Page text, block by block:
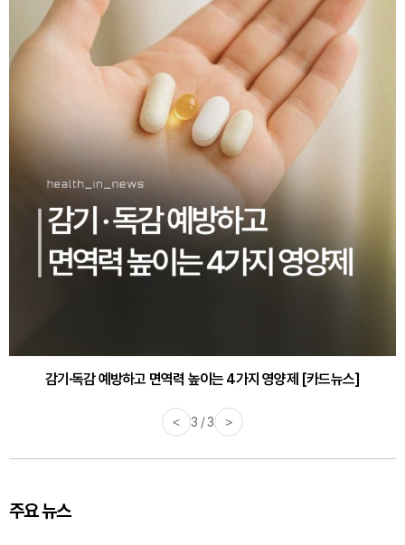
바쁜 아침, 공복에 먹기 좋은 과일 4가지 [카드뉴스]
감기·독감 예방하고 면역력 높이는 4가지 영양제 [카드뉴스]
< 3 / 3 >
주요 뉴스